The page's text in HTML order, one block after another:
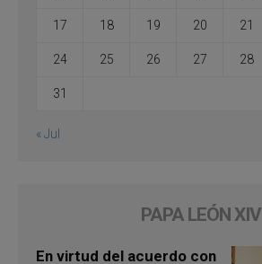
17 18 19 20 21
24 25 26 27 28
31
« Jul
PAPA LEÓN XIV
En virtud del acuerdo con